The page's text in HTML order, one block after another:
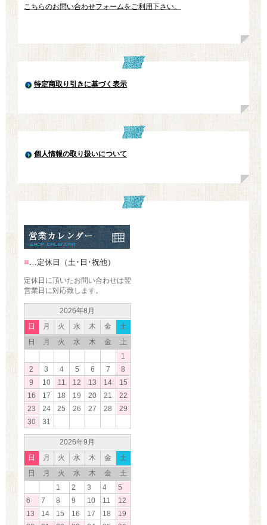
こちらのお問い合わせフォームをご利用下さい。
特定商取り引きに基づく表示
個人情報の取り扱いについて